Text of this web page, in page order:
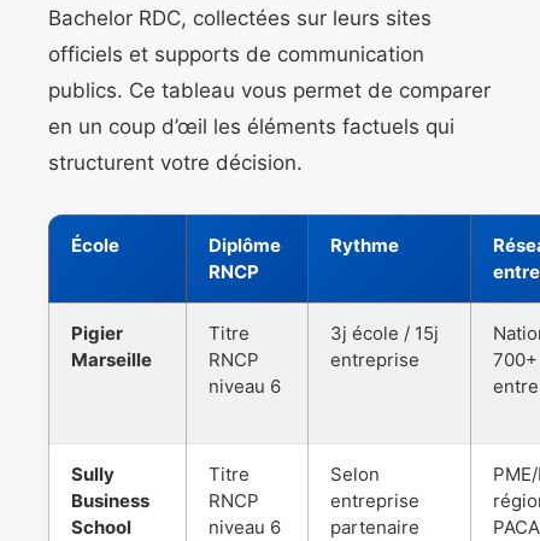
Bachelor RDC, collectées sur leurs sites
officiels et supports de communication
publics. Ce tableau vous permet de comparer
en un coup d’œil les éléments factuels qui
structurent votre décision.
École
Diplôme
RNCP
Rythme
Pigier
Marseille
Titre
RNCP
niveau 6
3j école / 15j
entreprise
700+
Sully
Business
School
Titre
RNCP
niveau 6
Selon
entreprise
partenaire